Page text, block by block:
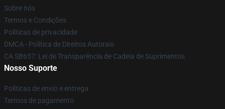
Sobre nós
Termos e Condições
Políticas de privacidade
DMCA - Política de Direitos Autorais
CA SB657: Lei de Transparência de Cadeia de Suprimentos
Nosso Suporte
Políticas de envio e entrega
Termos de pagamento